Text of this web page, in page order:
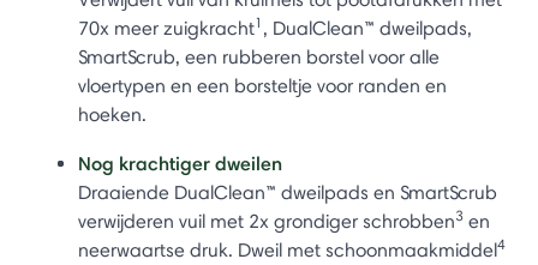
70x meer zuigkracht1 , DualClean™ dweilpads,
SmartScrub, een rubberen borstel voor alle
vloertypen en een borsteltje voor randen en
hoeken.
Nog krachtiger dweilen
Draaiende DualClean™ dweilpads en SmartScrub
verwijderen vuil met 2x grondiger schrobben3 en
neerwaartse druk. Dweil met schoonmaakmiddel4